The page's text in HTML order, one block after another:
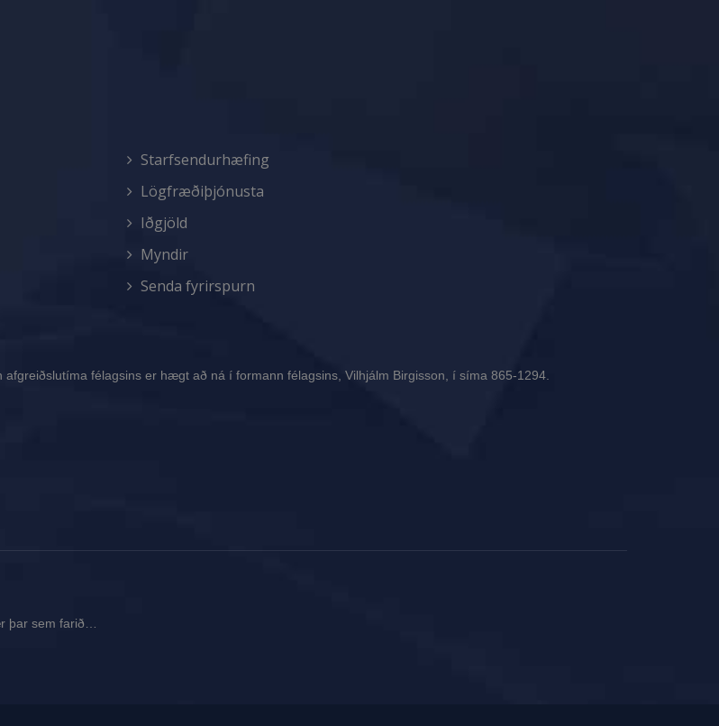
Starfsendurhæfing
Lögfræðiþjónusta
Iðgjöld
Myndir
Senda fyrirspurn
félagsins er hægt að ná í formann félagsins, Vilhjálm Birgisson, í síma 865-1294.
þar sem farið…